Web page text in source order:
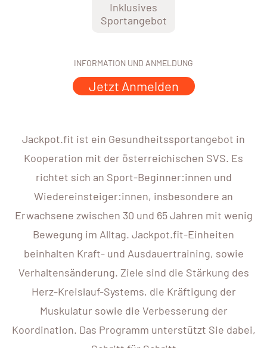
Inklusives
Sportangebot
INFORMATION UND ANMELDUNG
Jetzt Anmelden
Jackpot.fit ist ein Gesundheitssportangebot in
Kooperation mit der österreichischen SVS. Es
richtet sich an Sport-Beginner:innen und
Wiedereinsteiger:innen, insbesondere an
Erwachsene zwischen 30 und 65 Jahren mit wenig
Bewegung im Alltag. Jackpot.fit-Einheiten
beinhalten Kraft- und Ausdauertraining, sowie
Verhaltensänderung. Ziele sind die Stärkung des
Herz-Kreislauf-Systems, die Kräftigung der
Muskulatur sowie die Verbesserung der
Koordination. Das Programm unterstützt Sie dabei,